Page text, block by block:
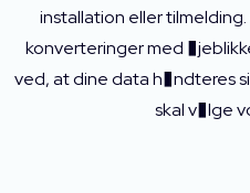
installation eller
konverteringer med
ved, at dine data h�ndteres
skal v�lge